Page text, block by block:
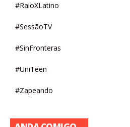
#RaioXLatino
#SessãoTV
#SinFronteras
#UniTeen
#Zapeando